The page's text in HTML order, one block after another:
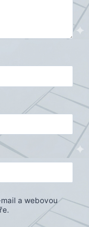
a webovou